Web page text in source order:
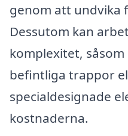
genom att undvika
Dessutom kan
komplexitet,
befintliga trappor
specialdesignade
kostnaderna.